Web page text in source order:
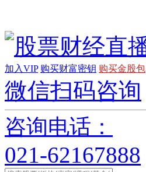
加入VIP 购买财富密钥 购买金股包
微信扫码咨询
咨询电话：
021-62167888